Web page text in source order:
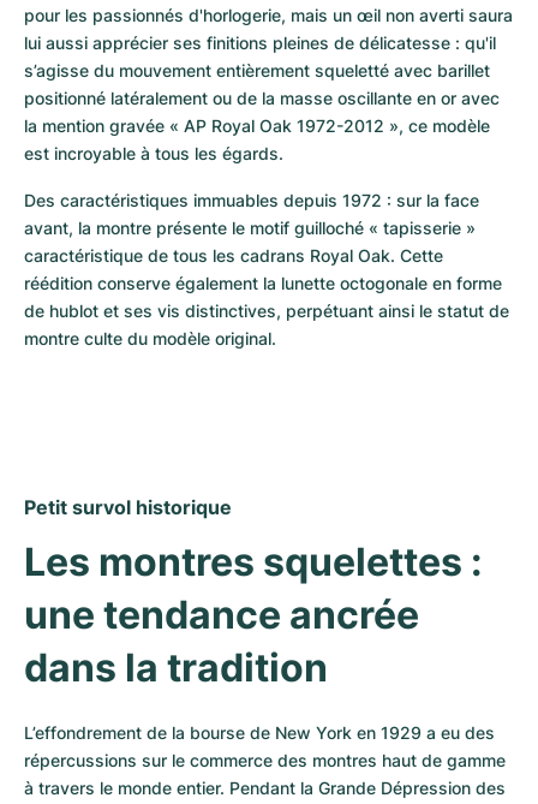
pour les passionnés d'horlogerie, mais un œil non averti saura
lui aussi apprécier ses finitions pleines de délicatesse : qu'il
s’agisse du mouvement entièrement squeletté avec barillet
positionné latéralement ou de la masse oscillante en or avec
la mention gravée « AP Royal Oak 1972-2012 », ce modèle
est incroyable à tous les égards.
Des caractéristiques immuables depuis 1972 : sur la face
avant, la montre présente le motif guilloché « tapisserie »
caractéristique de tous les cadrans Royal Oak. Cette
réédition conserve également la lunette octogonale en forme
de hublot et ses vis distinctives, perpétuant ainsi le statut de
montre culte du modèle original.
Petit survol historique
Les montres squelettes :
une tendance ancrée
dans la tradition
L’effondrement de la bourse de New York en 1929 a eu des
répercussions sur le commerce des montres haut de gamme
à travers le monde entier. Pendant la Grande Dépression des